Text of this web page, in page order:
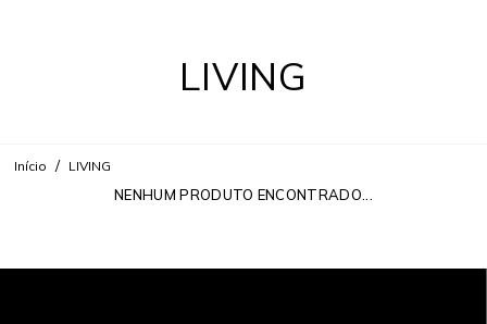
LIVING
Início LIVING
NENHUM PRODUTO ENCONTRADO...